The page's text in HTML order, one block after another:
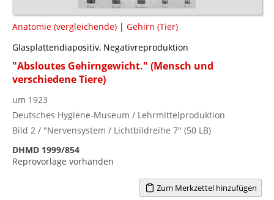
Anatomie (vergleichende) | Gehirn (Tier)
Glasplattendiapositiv, Negativreproduktion
"Absloutes Gehirngewicht." (Mensch und
verschiedene Tiere)
um 1923
Deutsches Hygiene-Museum / Lehrmittelproduktion
Bild 2 / "Nervensystem / Lichtbildreihe 7" (50 LB)
DHMD 1999/854
Reprovorlage vorhanden
Zum Merkzettel hinzufügen